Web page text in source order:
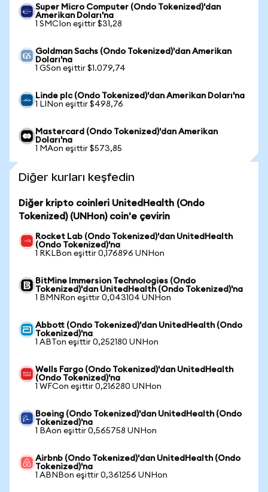
Super Micro Computer (Ondo Tokenized)'dan
Amerikan Doları'na
1 SMCIon eşittir $31,28
Goldman Sachs (Ondo Tokenized)'dan Amerikan
Doları'na
1 GSon eşittir $1.079,74
Linde plc (Ondo Tokenized)'dan Amerikan Doları'na
1 LINon eşittir $498,76
Mastercard (Ondo Tokenized)'dan Amerikan
Doları'na
1 MAon eşittir $573,85
Diğer kurları keşfedin
Diğer kripto coinleri UnitedHealth (Ondo
Tokenized) (UNHon) coin'e çevirin
Rocket Lab (Ondo Tokenized)'dan UnitedHealth
(Ondo Tokenized)'na
1 RKLBon eşittir 0,176896 UNHon
BitMine Immersion Technologies (Ondo
Tokenized)'dan UnitedHealth (Ondo Tokenized)'na
1 BMNRon eşittir 0,043104 UNHon
Abbott (Ondo Tokenized)'dan UnitedHealth (Ondo
Tokenized)'na
1 ABTon eşittir 0,252180 UNHon
Wells Fargo (Ondo Tokenized)'dan UnitedHealth
(Ondo Tokenized)'na
1 WFCon eşittir 0,216280 UNHon
Boeing (Ondo Tokenized)'dan UnitedHealth (Ondo
Tokenized)'na
1 BAon eşittir 0,565758 UNHon
Airbnb (Ondo Tokenized)'dan UnitedHealth (Ondo
Tokenized)'na
1 ABNBon eşittir 0,361256 UNHon